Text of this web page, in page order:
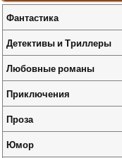
Фантастика
Детективы и Триллеры
Любовные романы
Приключения
Проза
Юмор